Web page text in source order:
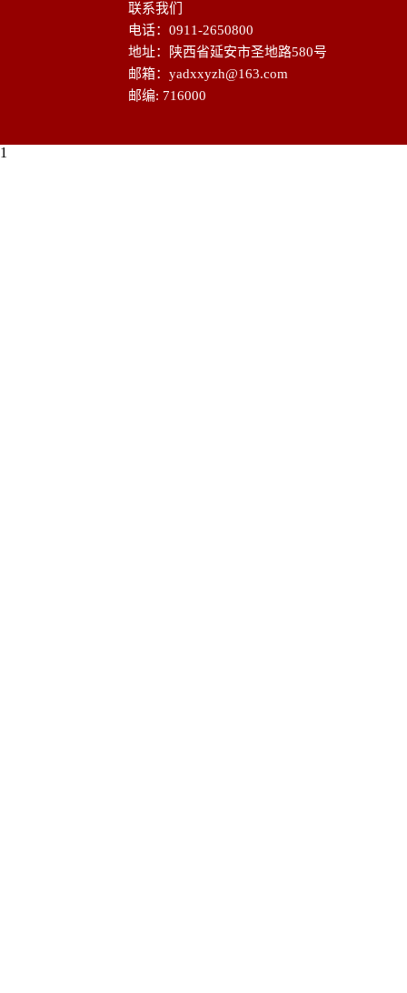
联系我们
电话：0911-2650800
地址：陕西省延安市圣地路580号
邮箱：yadxxyzh@163.com
邮编: 716000
1